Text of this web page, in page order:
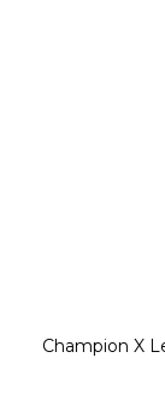
Champion X